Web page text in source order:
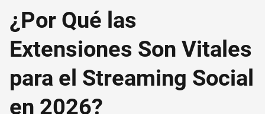
¿Por Qué las
Extensiones Son Vitales
para el Streaming Social
en 2026?